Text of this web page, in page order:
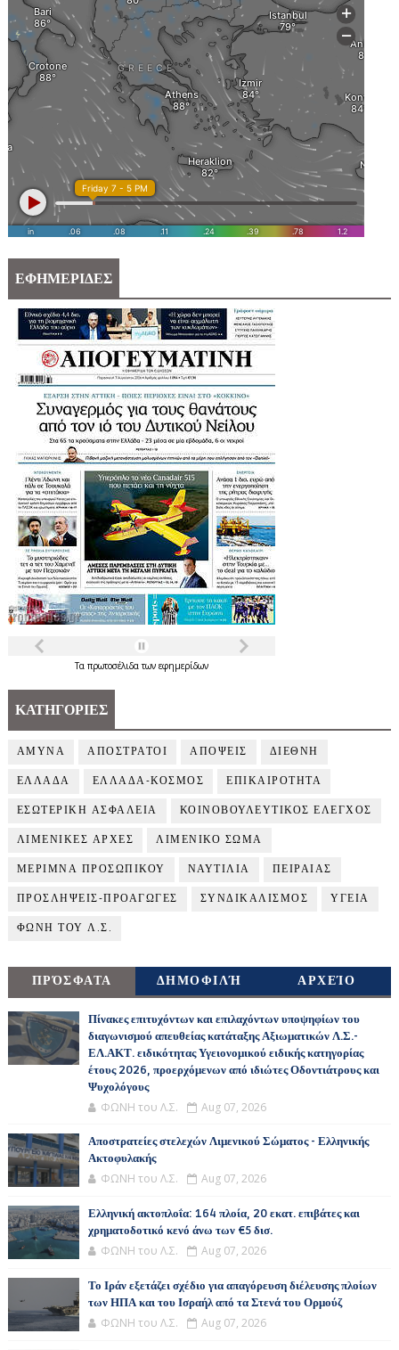
ΕΦΗΜΕΡΙΔΕΣ
Τα πρωτοσέλιδατων εφημερίδων
ΚΑΤΗΓΟΡΙΕΣ
ΑΜΥΝΑ ΑΠΟΣΤΡΑΤΟΙ ΑΠΟΨΕΙΣ ΔΙΕΘΝΗ
ΕΛΛΑΔΑ ΕΛΛΑΔΑ-ΚΟΣΜΟΣ ΕΠΙΚΑΙΡΟΤΗΤΑ
ΕΣΩΤΕΡΙΚΗ ΑΣΦΑΛΕΙΑ ΚΟΙΝΟΒΟΥΛΕΥΤΙΚΟΣ ΕΛΕΓΧΟΣ
ΛΙΜΕΝΙΚΕΣ ΑΡΧΕΣ ΛΙΜΕΝΙΚΟ ΣΩΜΑ
ΜΕΡΙΜΝΑ ΠΡΟΣΩΠΙΚΟΥ ΝΑΥΤΙΛΙΑ ΠΕΙΡΑΙΑΣ
ΠΡΟΣΛΗΨΕΙΣ-ΠΡΟΑΓΩΓΕΣ ΣΥΝΔΙΚΑΛΙΣΜΟΣ ΥΓΕΙΑ
ΦΩΝΗ ΤΟΥ Λ.Σ.
ΠΡΌΣΦΑΤΑ ΔΗΜΟΦΙΛΉ ΑΡΧΕΊΟ
Πίνακες επιτυχόντων και επιλαχόντων υποψηφίων του
διαγωνισμού απευθείας κατάταξης Αξιωματικών Λ.Σ.-
ΕΛ.ΑΚΤ. ειδικότητας Υγειονομικού ειδικής κατηγορίας
έτους 2026, προερχόμενων από ιδιώτες Οδοντιάτρους και
Ψυχολόγους
ΦΩΝΗ του Λ.Σ. Aug 07, 2026
Αποστρατείες στελεχών Λιμενικού Σώματος - Ελληνικής
Ακτοφυλακής
ΦΩΝΗ του Λ.Σ. Aug 07, 2026
Ελληνική ακτοπλοΐα: 164 πλοία, 20 εκατ. επιβάτες και
χρηματοδοτικό κενό άνω των €5 δισ.
ΦΩΝΗ του Λ.Σ. Aug 07, 2026
Το Ιράν εξετάζει σχέδιο για απαγόρευση διέλευσης πλοίων
των ΗΠΑ και του Ισραήλ από τα Στενά του Ορμούζ
ΦΩΝΗ του Λ.Σ. Aug 07, 2026